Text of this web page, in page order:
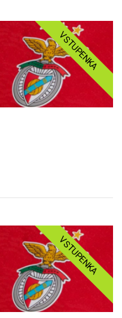
VSTUPENKA
VSTUPENKA